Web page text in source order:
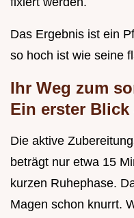
Das Ergebnis ist ein
so hoch ist wie seine
Ihr Weg zum
Ein erster
Die aktive
beträgt nur etwa 15
kurzen Ruhephase.
Magen schon knurrt.